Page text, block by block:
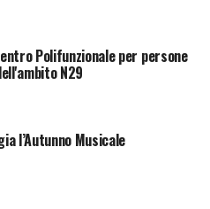
Polifunzionale per persone
N29
l’Autunno Musicale